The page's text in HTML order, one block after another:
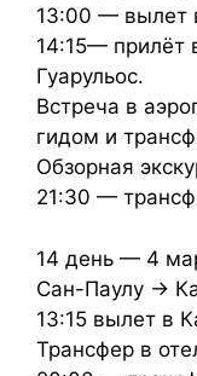
13:00 — вылет
14:15— прилёт
Гуарульос.
Встреча в
гидом и
Обзорная
21:30 —
14 день — 4
Сан-Паулу →
13:15 вылет в
Трансфер в